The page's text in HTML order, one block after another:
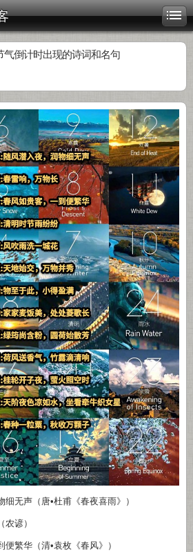
气倒计时出现的诗词和名句
无声（唐•杜甫《春夜喜雨》）
谚）
繁华（清•袁枚《春风》）